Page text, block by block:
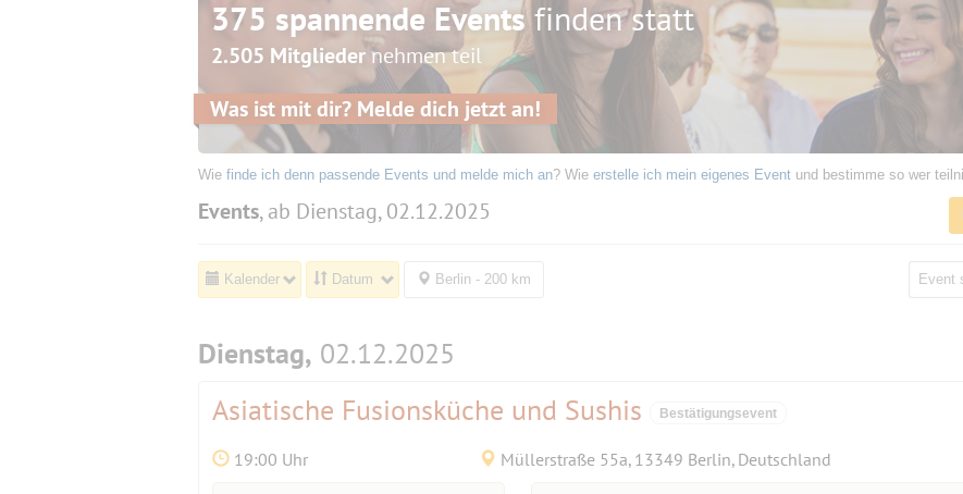
375 spannende Eventsfinden statt
2.505 Mitgliedernehmen teil
Was ist mit dir? Melde dich jetzt an!
Wie finde ich denn passende Events und melde mich an? Wie erstelle ich mein eigenes Event und bestimme so wer
Events, ab Dienstag, 02.12.2025
Kalender Datum Berlin - 200 km
Dienstag, 02.12.2025
Asiatische Fusionsküche und Sushis
Bestätigungsevent
19:00 Uhr Müllerstraße 55a, 13349 Berlin, Deutschland